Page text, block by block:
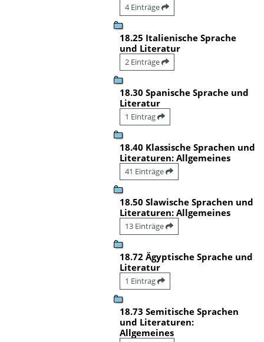
4 Einträge
18.25 Italienische Sprache
und Literatur
2 Einträge
18.30 Spanische Sprache und
Literatur
1 Eintrag
18.40 Klassische Sprachen und
Literaturen: Allgemeines
41 Einträge
18.50 Slawische Sprachen und
Literaturen: Allgemeines
13 Einträge
18.72 Ägyptische Sprache und
Literatur
1 Eintrag
18.73 Semitische Sprachen
und Literaturen:
Allgemeines